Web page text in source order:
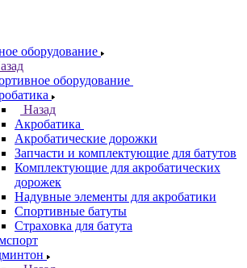
оборудование
оборудование
Назад
Акробатика
Акробатические дорожки
Запчасти и комплектующие для батутов
Комплектующие для акробатических
дорожек
Надувные элементы для акробатики
Спортивные батуты
Страховка для батута